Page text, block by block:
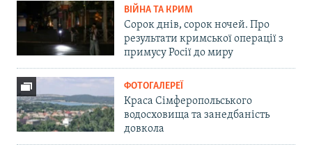
ВІЙНА ТА КРИМ
Сорок днів, сорок ночей. Про
результати кримської операції з
примусу Росії до миру
ФОТОГАЛЕРЕЇ
Краса Сімферопольського
водосховища та занедбаність
довкола